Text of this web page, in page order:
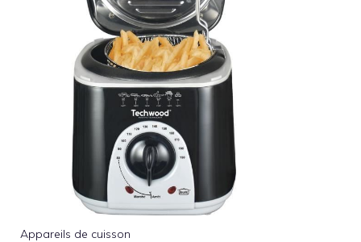
Appareils de cuisson